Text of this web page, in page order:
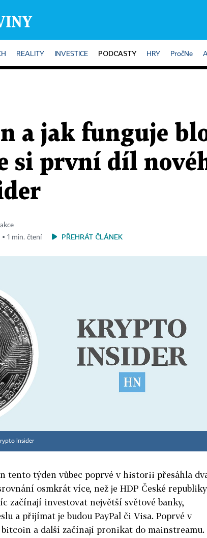
REALITY INVESTICE PODCASTY HRY PročNe
a jak funguje
si první díl
▪ 1 min. čtení
PŘEHRÁT ČLÁNEK
Insider
tento týden vůbec poprvé v historii přesáhla
osmkrát více, než je HDP České
začínají investovat největší světové banky,
a přijímat je budou PayPal či Visa. Poprvé v
a další začínají pronikat do mainstreamu.